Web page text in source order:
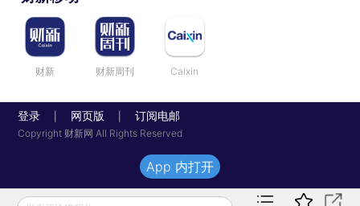
财新 财新周刊 Caixin
登录 网页版 订阅电邮
Copyright 财新网 All Rights Reserved
App 内打开